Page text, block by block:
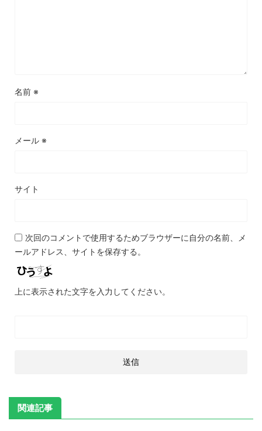
名前 ※
メール ※
サイト
次回のコメントで使用するためブラウザーに自分の名前、メ
ールアドレス、サイトを保存する。
上に表示された文字を入力してください。
関連記事